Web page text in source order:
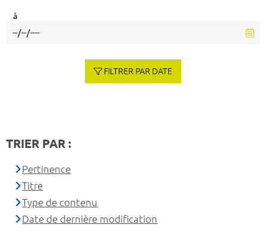
à
FILTRER PAR DATE
TRIER PAR :
Pertinence
Titre
Type de contenu
Date de dernière modification